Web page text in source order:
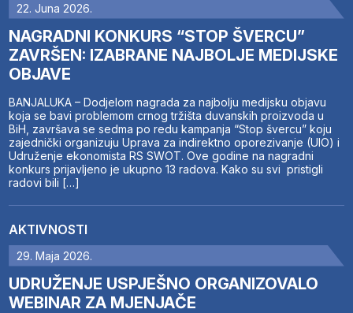
22. Juna 2026.
NAGRADNI KONKURS “STOP ŠVERCU”
ZAVRŠEN: IZABRANE NAJBOLJE MEDIJSKE
OBJAVE
BANJALUKA – Dodjelom nagrada za najbolju medijsku objavu
koja se bavi problemom crnog tržišta duvanskih proizvoda u
BiH, završava se sedma po redu kampanja “Stop švercu” koju
zajednički organizuju Uprava za indirektno oporezivanje (UIO) i
Udruženje ekonomista RS SWOT. Ove godine na nagradni
konkurs prijavljeno je ukupno 13 radova. Kako su svi pristigli
radovi bili […]
AKTIVNOSTI
29. Maja 2026.
UDRUŽENJE USPJEŠNO ORGANIZOVALO
WEBINAR ZA MJENJAČE